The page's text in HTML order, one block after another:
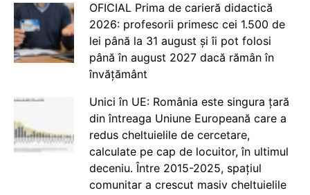
OFICIAL Prima de carieră didactică
2026: profesorii primesc cei 1.500 de
lei până la 31 august și îi pot folosi
până în august 2027 dacă rămân în
învățământ
Unici în UE: România este singura țară
din întreaga Uniune Europeană care a
redus cheltuielile de cercetare,
calculate pe cap de locuitor, în ultimul
deceniu. Între 2015-2025, spațiul
comunitar a crescut masiv cheltuielile